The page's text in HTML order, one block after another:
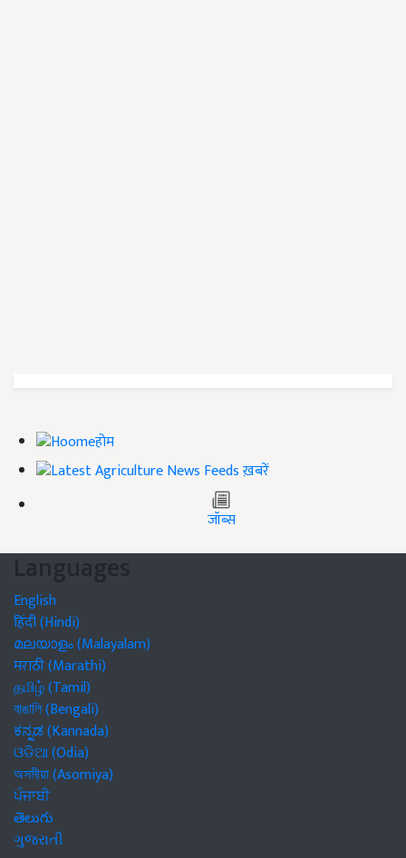
होम
ख़बरें
जॉब्स
Languages
English
हिंदी (Hindi)
മലയാളം (Malayalam)
मराठी (Marathi)
தமிழ் (Tamil)
বাঙালি (Bengali)
ಕನ್ನಡ (Kannada)
ଓଡିଆ (Odia)
অসমীয়া (Asomiya)
ਪੰਜਾਬੀ
తెలుగు
ગુજરાતી